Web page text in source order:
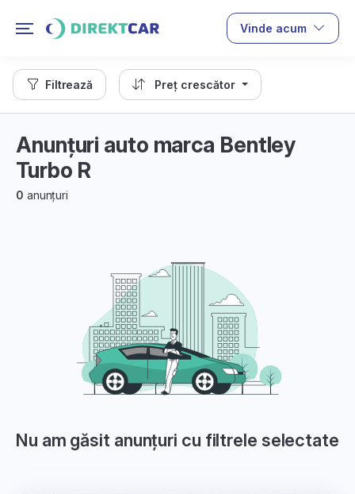
Vinde acum
Filtrează Preț crescător
Anunțuri auto marca Bentley
Turbo R
0 anunțuri
Nu am găsit anunțuri cu filtrele selectate